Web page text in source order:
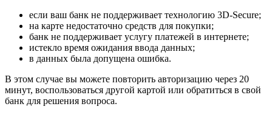
если ваш банк не поддерживает технологию 3D-Secure;
на карте недостаточно средств для покупки;
банк не поддерживает услугу платежей в интернете;
истекло время ожидания ввода данных;
в данных была допущена ошибка.
В этом случае вы можете повторить авторизацию через 20
минут, воспользоваться другой картой или обратиться в свой
банк для решения вопроса.